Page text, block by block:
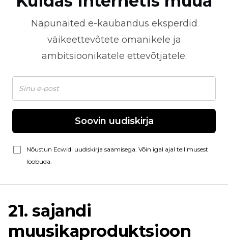
Näpunäited e-kaubandus eksperdid
väikeettevõtete omanikele ja
ambitsioonikatele ettevõtjatele.
Soovin uudiskirja
Nõustun Ecwidi uudiskirja saamisega. Võin igal ajal tellimusest
loobuda.
21. sajandi
muusikaproduktsioon